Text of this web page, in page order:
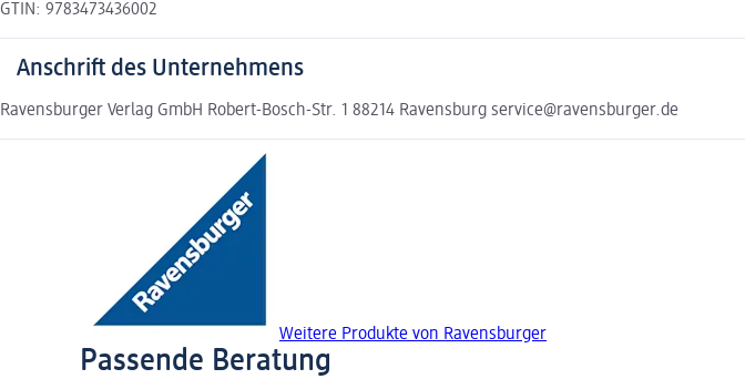
GTIN: 9783473436002
Anschrift des Unternehmens
Ravensburger Verlag GmbH Robert-Bosch-Str. 1 88214 Ravensburg service@ravensburger.de
Weitere Produkte von Ravensburger
Passende Beratung